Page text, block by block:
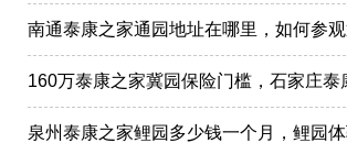
160万泰康之家冀园保险门槛，石家庄泰
泉州泰康之家鲤园多少钱一个月，鲤园